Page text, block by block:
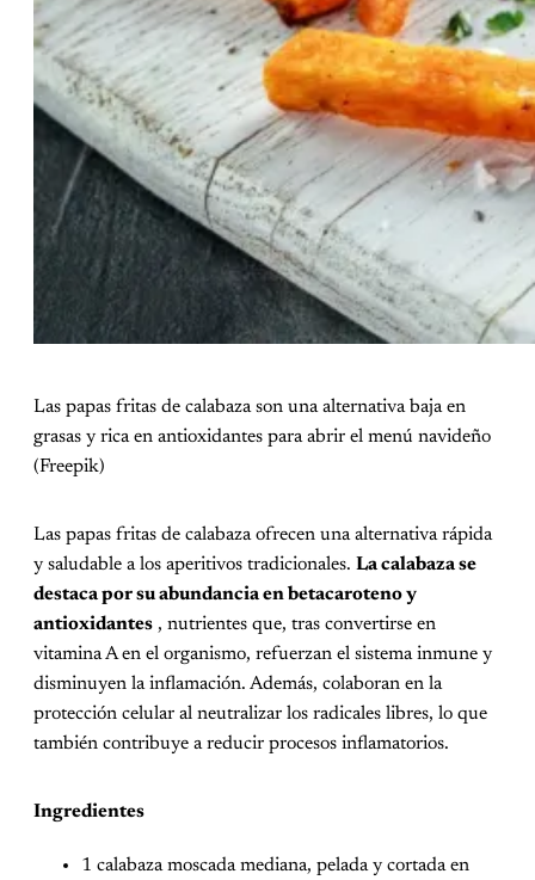
Las papas fritas de calabaza son una alternativa baja en
grasas y rica en antioxidantes para abrir el menú navideño
(Freepik)
Las papas fritas de calabaza ofrecen una alternativa rápida
y saludable a los aperitivos tradicionales. La calabaza se
destaca por su abundancia en betacaroteno y
antioxidantes , nutrientes que, tras convertirse en
vitamina A en el organismo, refuerzan el sistema inmune y
disminuyen la inflamación. Además, colaboran en la
protección celular al neutralizar los radicales libres, lo que
también contribuye a reducir procesos inflamatorios.
Ingredientes
1 calabaza moscada mediana, pelada y cortada en